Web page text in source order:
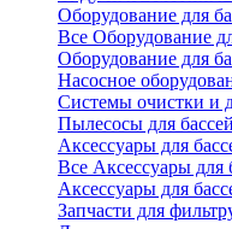
Оборудование для
Все Оборудование
Оборудование для
Насосное
Системы очистки и
Пылесосы для
Аксессуары для
Все Аксессуары для
Аксессуары для
Запчасти для